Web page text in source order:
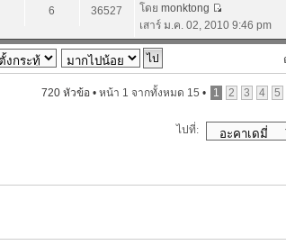
6 36527 โดย monktong
เสาร์ ม.ค. 02, 2010 9:46 pm
720 หัวข้อ • หน้า 1 จากทั้งหมด 15 • 1 2 3 4 5
ไปที่: